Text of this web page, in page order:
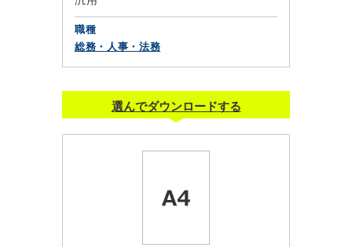
職種
総務・人事・法務
選んでダウンロードする